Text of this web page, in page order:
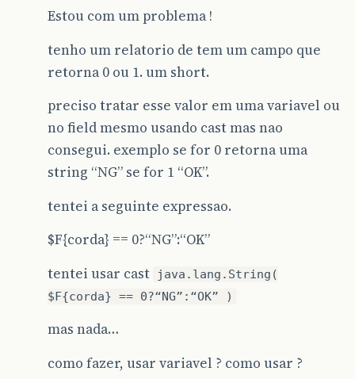
Estou com um problema !
tenho um relatorio de tem um campo que
retorna 0 ou 1. um short.
preciso tratar esse valor em uma variavel ou
no field mesmo usando cast mas nao
consegui. exemplo se for 0 retorna uma
string “NG” se for 1 “OK”.
tentei a seguinte expressao.
$F{corda} == 0?“NG”:“OK”
tentei usar cast
java.lang.String(
$F{corda} == 0?“NG”:“OK” )
mas nada…
como fazer, usar variavel ? como usar ?